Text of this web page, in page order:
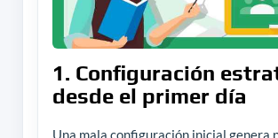
1. Configuración
desde el primer día
Una mala configuración inicial genera